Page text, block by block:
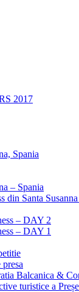
2017
Spania
– Spania
Santa
– DAY 2
– DAY 1
Balcanica &
turistice a